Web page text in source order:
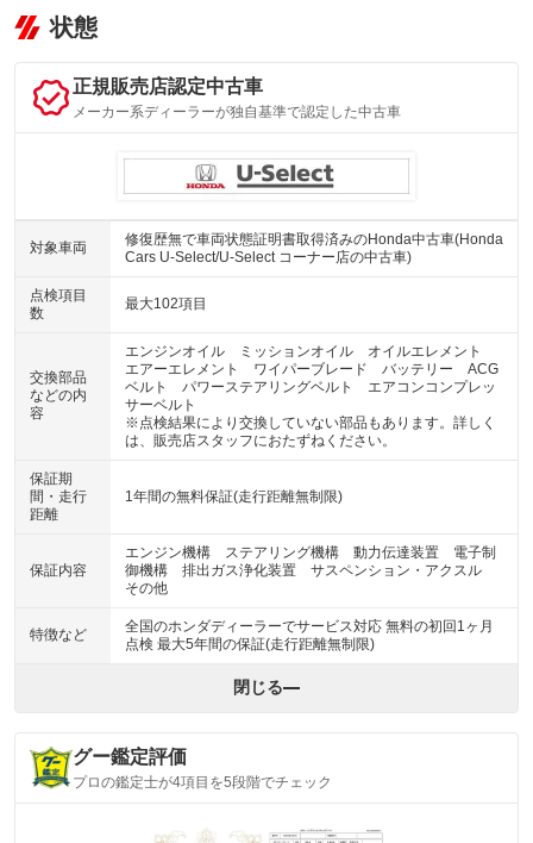
状態
正規販売店認定中古車
メーカー系ディーラーが独自基準で認定した中古車
対象車両
修復歴無で車両状態証明書取得済みのHonda中古車(Honda
Cars U-Select/U-Select コーナー店の中古車)
点検項目
数
最大102項目
交換部品
などの内
容
エンジンオイル ミッションオイル オイルエレメント
エアーエレメント ワイパーブレード バッテリー ACG
ベルト パワーステアリングベルト エアコンコンプレッ
サーベルト
※点検結果により交換していない部品もあります。詳しく
は、販売店スタッフにおたずねください。
保証期
間・走行
距離
1年間の無料保証(走行距離無制限)
保証内容
エンジン機構 ステアリング機構 動力伝達装置 電子制
御機構 排出ガス浄化装置 サスペンション・アクスル
その他
特徴など
全国のホンダディーラーでサービス対応 無料の初回1ヶ月
点検 最大5年間の保証(走行距離無制限)
閉じる
グー鑑定評価
プロの鑑定士が4項目を5段階でチェック